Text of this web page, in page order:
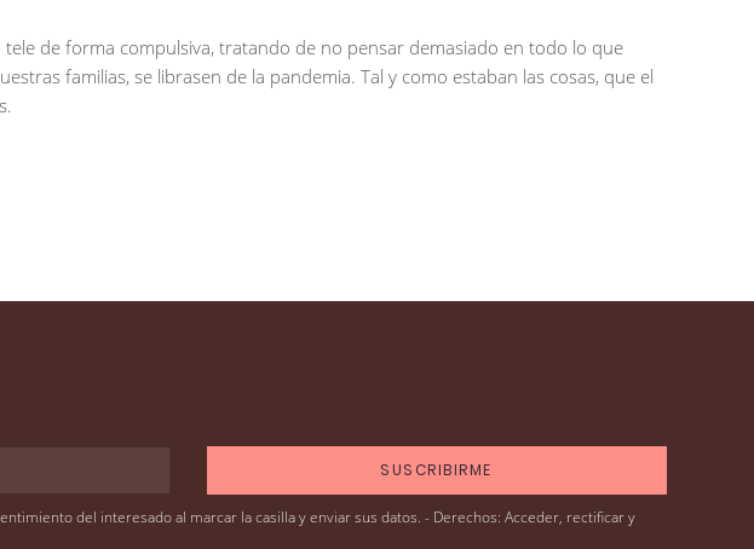
de forma compulsiva, tratando de no pensar demasiado en todo lo que
familias, se librasen de la pandemia. Tal y como estaban las cosas, que el
del interesado al marcar la casilla y enviar sus datos. - Derechos: Acceder, rectificar y